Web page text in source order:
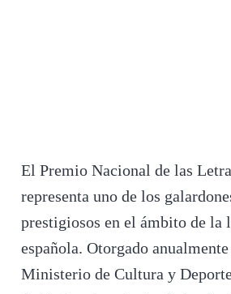
El Premio Nacional de las
representa uno de los
prestigiosos en el ámbito de la
española. Otorgado
Ministerio de Cultura y